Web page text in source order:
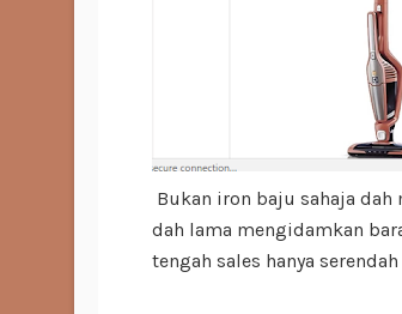
Bukan iron baju sahaja
dah lama mengidamkan
tengah sales hanya